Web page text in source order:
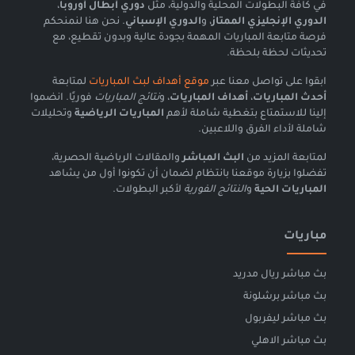
في كافة البطولات المحلية والدولية، مثل دوري أبطال أوروبا،
الدوري الإنجليزي الممتاز، والدوري الإسباني. نحن هنا لنمنحكم
فرصة متابعة المباريات المهمة بجودة عالية وبدون تقطيع، مع
تحديثات لحظة بلحظة.
ابقوا على تواصل معنا عبر موقع أهداف لبث المباريات لمتابعة
أحدث المباريات، أهداف المباريات، ونتائج المباريات فوريًا. انضموا
إلينا للاستمتاع بتغطية شاملة لأهم المباريات الرياضية وتحليلات
شاملة لأداء الفرق واللاعبين.
لمتابعة المزيد من البث المباشروالمقالات الرياضية الحصرية،
تفضلوا بزيارة موقعنا بانتظام لضمان أن تكونوا أول من يشاهد
المباريات الحية والنتائج الفورية لأكبر البطولات.
مباريات
بث مباشر ريال مدريد
بث مباشر برشلونة
بث مباشر ليفربول
بث مباشر الاهلي